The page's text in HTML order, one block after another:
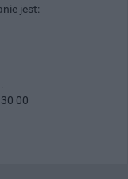
jest:
00